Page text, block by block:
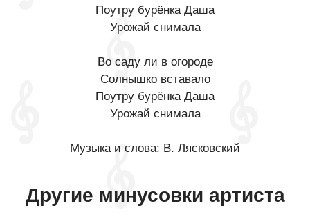
Поутру бурёнка Даша
Урожай снимала
Во саду ли в огороде
Солнышко вставало
Поутру бурёнка Даша
Урожай снимала
Музыка и слова: В. Лясковский
Другие минусовки артиста